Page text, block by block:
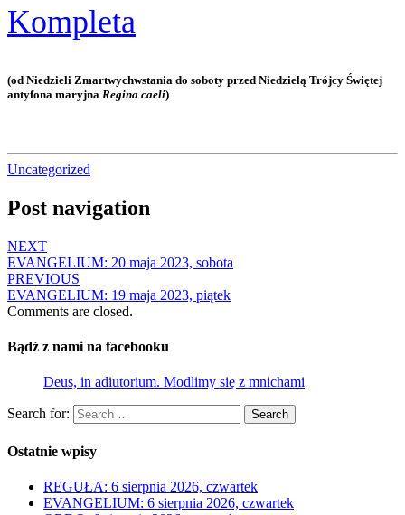
Kompleta
(od Niedzieli Zmartwychwstania do soboty przed Niedzielą Trójcy Świętej
antyfona maryjna Regina caeli)
Uncategorized
Post navigation
NEXT
EVANGELIUM: 20 maja 2023, sobota
PREVIOUS
EVANGELIUM: 19 maja 2023, piątek
Comments are closed.
Bądź z nami na facebooku
Deus, in adiutorium. Modlimy się z mnichami
Search for: Search
Ostatnie wpisy
REGUŁA: 6 sierpnia 2026, czwartek
EVANGELIUM: 6 sierpnia 2026, czwartek